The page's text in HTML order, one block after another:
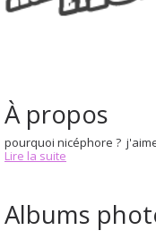
À propos
pourquoi nicéphore ?
Lire la suite
Albums